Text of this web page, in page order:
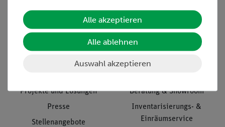
Informationen
Projekte und Lösungen
Presse
Stellenangebote
Beratung & Showroom
Inventarisierungs- &
Einräumservice
Alle akzeptieren
Alle ablehnen
Auswahl akzeptieren